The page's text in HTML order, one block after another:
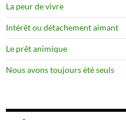
La peur de vivre
Intérêt ou détachement aimant
Le prêt animique
Nous avons toujours été seuls